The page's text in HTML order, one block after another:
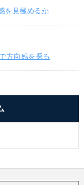
を見極めるか
方向感を探る